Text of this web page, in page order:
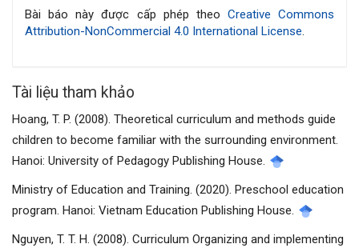
bài
Bài báo này được cấp phép theo Creative Commons
Attribution-NonCommercial 4.0 International License.
Tài liệu tham khảo
Hoang, T. P. (2008). Theoretical curriculum and methods guide
children to become familiar with the surrounding environment.
Hanoi: University of Pedagogy Publishing House.
Ministry of Education and Training. (2020). Preschool education
program. Hanoi: Vietnam Education Publishing House.
Nguyen, T. T. H. (2008). Curriculum Organizing and implementing